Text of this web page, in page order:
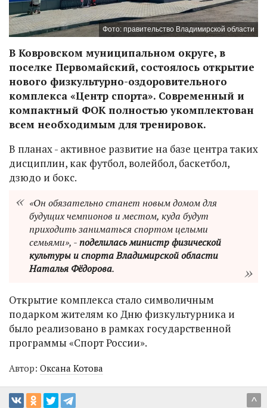
Фото: правительство Владимирской области
В Ковровском муниципальном округе, в
поселке Первомайский, состоялось открытие
нового физкультурно-оздоровительного
комплекса «Центр спорта». Современный и
компактный ФОК полностью укомплектован
всем необходимым для тренировок.
В планах - активное развитие на базе центра таких
дисциплин, как футбол, волейбол, баскетбол,
дзюдо и бокс.
«Он обязательно станет новым домом для
будущих чемпионов и местом, куда будут
приходить заниматься спортом целыми
семьями», -поделилась министр физической
культуры и спорта Владимирской области
Наталья Фёдорова.
Открытие комплекса стало символичным
подарком жителям ко Дню физкультурника и
было реализовано в рамках государственной
программы «Спорт России».
Автор: Оксана Котова
^